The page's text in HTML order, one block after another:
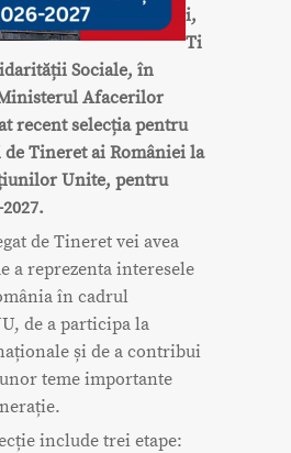
i,
Ti
Sociale, în
Afacerilor
recent selecția pentru
de Tineret ai României la
Unite, pentru
de Tineret vei avea
a reprezenta interesele
în cadrul
de a participa la
și de a contribui
teme importante
include trei etape: